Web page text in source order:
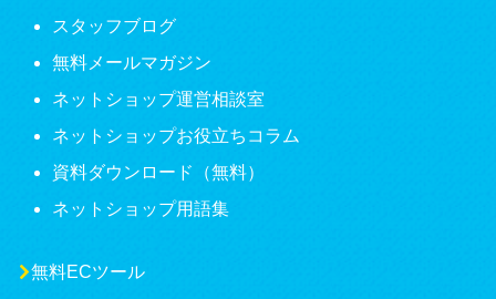
スタッフブログ
無料メールマガジン
ネットショップ運営相談室
ネットショップお役立ちコラム
資料ダウンロード（無料）
ネットショップ用語集
無料ECツール